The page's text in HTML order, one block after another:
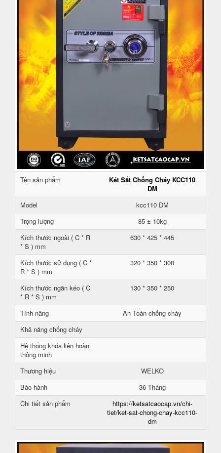
Tên sản phẩm
Két Sắt Chống Cháy KCC110
DM
Model
kcc110 DM
Trọng lượng
85 ± 10kg
Kích thước ngoài ( C * R
* S ) mm
630 * 425 * 445
Kích thước sử dụng ( C *
R * S ) mm
320 * 350 * 300
Kích thước ngăn kéo ( C
* R * S ) mm
130 * 350 * 250
Tính năng
An Toàn chống cháy
Khả năng chống cháy
Hệ thống khóa liên hoàn
thông minh
Thương hiệu
WELKO
Bảo hành
36 Tháng
Chi tiết sản phẩm
https://ketsatcaocap.vn/chi-
tiet/ket-sat-chong-chay-kcc110-
dm